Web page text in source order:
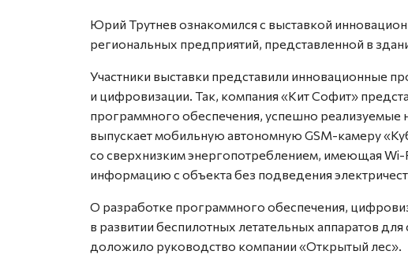
Юрий Трутнев ознакомился с выставкой
региональных предприятий, представленной в
Участники выставки представили инновационные
и цифровизации. Так, компания «Кит Софит»
программного обеспечения, успешно
выпускает мобильную автономную GSM-камеру
со сверхнизким энергопотреблением, имеющая
информацию с объекта без подведения
О разработке программного обеспечения,
в развитии беспилотных летательных аппаратов
доложило руководство компании «Открытый лес».